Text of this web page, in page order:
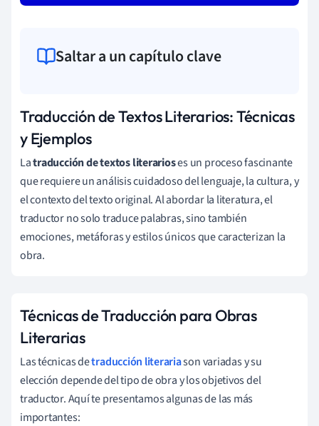
Saltar a un capítulo clave
Traducción de Textos Literarios: Técnicas
y Ejemplos
Latraducción de textos literarioses un proceso fascinante
que requiere un análisis cuidadoso del lenguaje, la cultura, y
el contexto del texto original. Al abordar la literatura, el
traductor no solo traduce palabras, sino también
emociones, metáforas y estilos únicos que caracterizan la
obra.
Técnicas de Traducción para Obras
Literarias
Las técnicas detraducción literariason variadas y su
elección depende del tipo de obra y los objetivos del
traductor. Aquí te presentamos algunas de las más
importantes: